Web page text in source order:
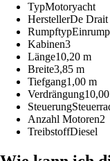
TypMotoryacht
HerstellerDe Drait
Rumpftyp
Kabinen3
Länge10,20 m
Breite3,85 m
Tiefgang1,00 m
Verdrängung
Steuerung
Anzahl Motoren2
TreibstoffDiesel